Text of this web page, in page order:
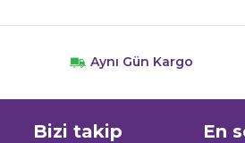
Aynı Gün Kargo
Bizi takip
En